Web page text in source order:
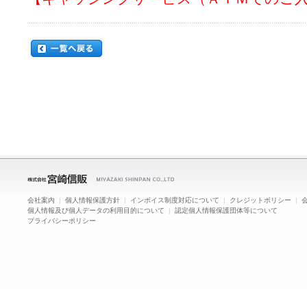
会社案内 | 個人情報保護方針 | インボイス制度対応について | クレジットポリシー |
個人情報及び個人データの利用目的について | 認定個人情報保護団体等について
プライバシーポリシー